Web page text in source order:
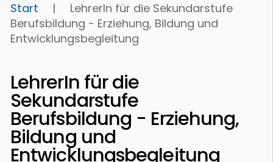
Start |
LehrerIn für die Sekundarstufe
Berufsbildung - Erziehung, Bildung und
Entwicklungsbegleitung
LehrerIn für die
Sekundarstufe
Berufsbildung - Erziehung,
Bildung und
Entwicklungsbegleitung